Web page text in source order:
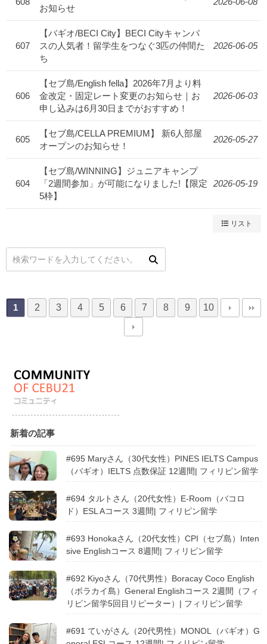
お知らせ
607
【バギオ/BECI City】BECI Cityキャンパ
スの人気者！留学生をつなぐ3匹の仲間た
ち
2026-06-05
606
【セブ島/English fella】2026年7月より料
金改定・固定レート変更のお知らせ｜お
申し込みは6月30日までがおすすめ！
2026-06-03
605
【セブ島/CELLA PREMIUM】 新6人部屋
オープンのお知らせ！
2026-05-27
604
【セブ島/WINNING】ジュニアキャンプ
「2週間参加」が可能になりました!【限定
5枠】
2026-05-19
リスト
1 2 3 4 5 6 7 8 9 10
新着の記事
#695 Maryさん（30代女性）PINES IELTS Campus
（バギオ）IELTS 点数保証 12週間| フィリピン留学
#694 タルトさん（20代女性）E-Room（バコロ
ド）ESL Aコース 3週間| フィリピン留学
#693 Honokaさん（20代女性）CPI（セブ島）Inten
sive Englishコース 8週間| フィリピン留学
#692 Kiyoさん（70代男性）Boracay Coco English
（ボラカイ島）General Englishコース 2週間（フィ
リピン留学5回目リピーター）| フィリピン留学
#691 ていがさん（20代男性）MONOL（バギオ）G